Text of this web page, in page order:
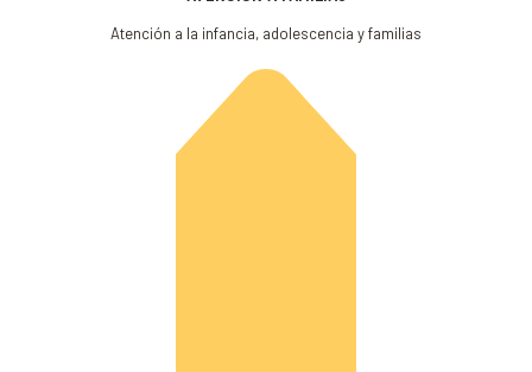
Atención a la infancia, adolescencia y familias